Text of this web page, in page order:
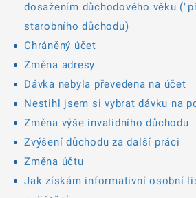
dosažením důchodového věku
starobního důchodu)
Chráněný účet
Změna adresy
Dávka nebyla převedena na účet
Nestihl jsem si vybrat dávku na
Změna výše invalidního důchodu
Zvýšení důchodu za další práci
Změna účtu
Jak získám informativní osobní